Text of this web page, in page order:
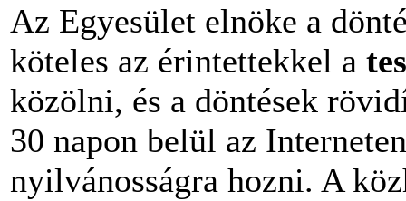
Az Egyesület elnöke a
köteles az érintettekkel a
közölni, és a döntések
30 napon belül az
nyilvánosságra hozni. A